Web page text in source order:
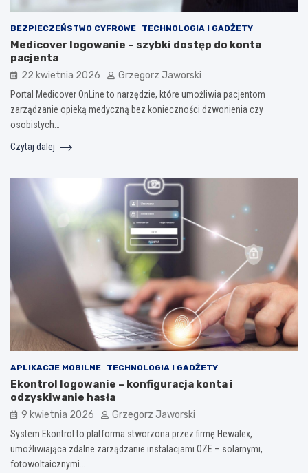
BEZPIECZEŃSTWO CYFROWE TECHNOLOGIA I GADŻETY
Medicover logowanie – szybki dostęp do konta
pacjenta
22 kwietnia 2026 Grzegorz Jaworski
Portal Medicover OnLine to narzędzie, które umożliwia pacjentom
zarządzanie opieką medyczną bez konieczności dzwonienia czy
osobistych…
Czytaj dalej
APLIKACJE MOBILNE TECHNOLOGIA I GADŻETY
Ekontrol logowanie – konfiguracja konta i
odzyskiwanie hasła
9 kwietnia 2026 Grzegorz Jaworski
System Ekontrol to platforma stworzona przez firmę Hewalex,
umożliwiająca zdalne zarządzanie instalacjami OZE – solarnymi,
fotowoltaicznymi…